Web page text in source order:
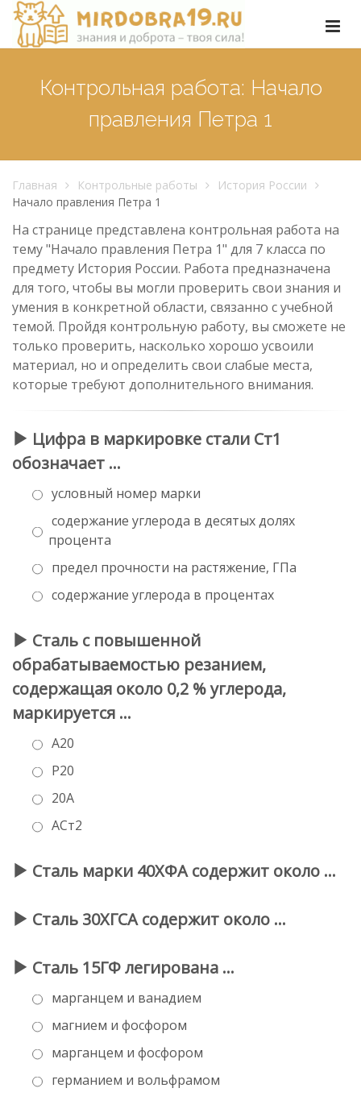
Контрольная работа: Начало
правления Петра 1
Главная Контрольные работы
История России
Начало правления Петра 1
На странице представлена контрольная работа на
тему "Начало правления Петра 1" для 7 класса по
предмету История России. Работа предназначена
для того, чтобы вы могли проверить свои знания и
умения в конкретной области, связанно с учебной
темой. Пройдя контрольную работу, вы сможете не
только проверить, насколько хорошо усвоили
материал, но и определить свои слабые места,
которые требуют дополнительного внимания.
Цифра в маркировке стали Ст1
обозначает …
условный номер марки
содержание углерода в десятых долях
процента
предел прочности на растяжение, ГПа
содержание углерода в процентах
Сталь с повышенной
обрабатываемостью резанием,
содержащая около 0,2 % углерода,
маркируется …
А20
Р20
20А
АСт2
Сталь марки 40ХФА содержит около …
Сталь 30ХГСА содержит около …
Сталь 15ГФ легирована …
марганцем и ванадием
магнием и фосфором
марганцем и фосфором
германием и вольфрамом